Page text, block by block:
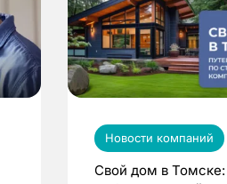
Новости компаний
Свой дом в Томске: